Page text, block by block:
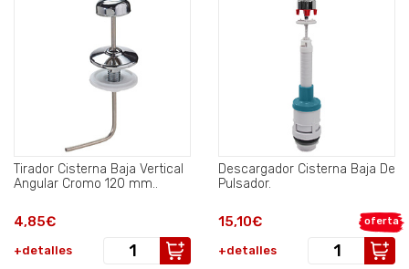
Tirador Cisterna Baja Vertical
Angular Cromo 120 mm..
4,85€
+detalles
Descargador Cisterna Baja De
Pulsador.
oferta
15,10€
+detalles